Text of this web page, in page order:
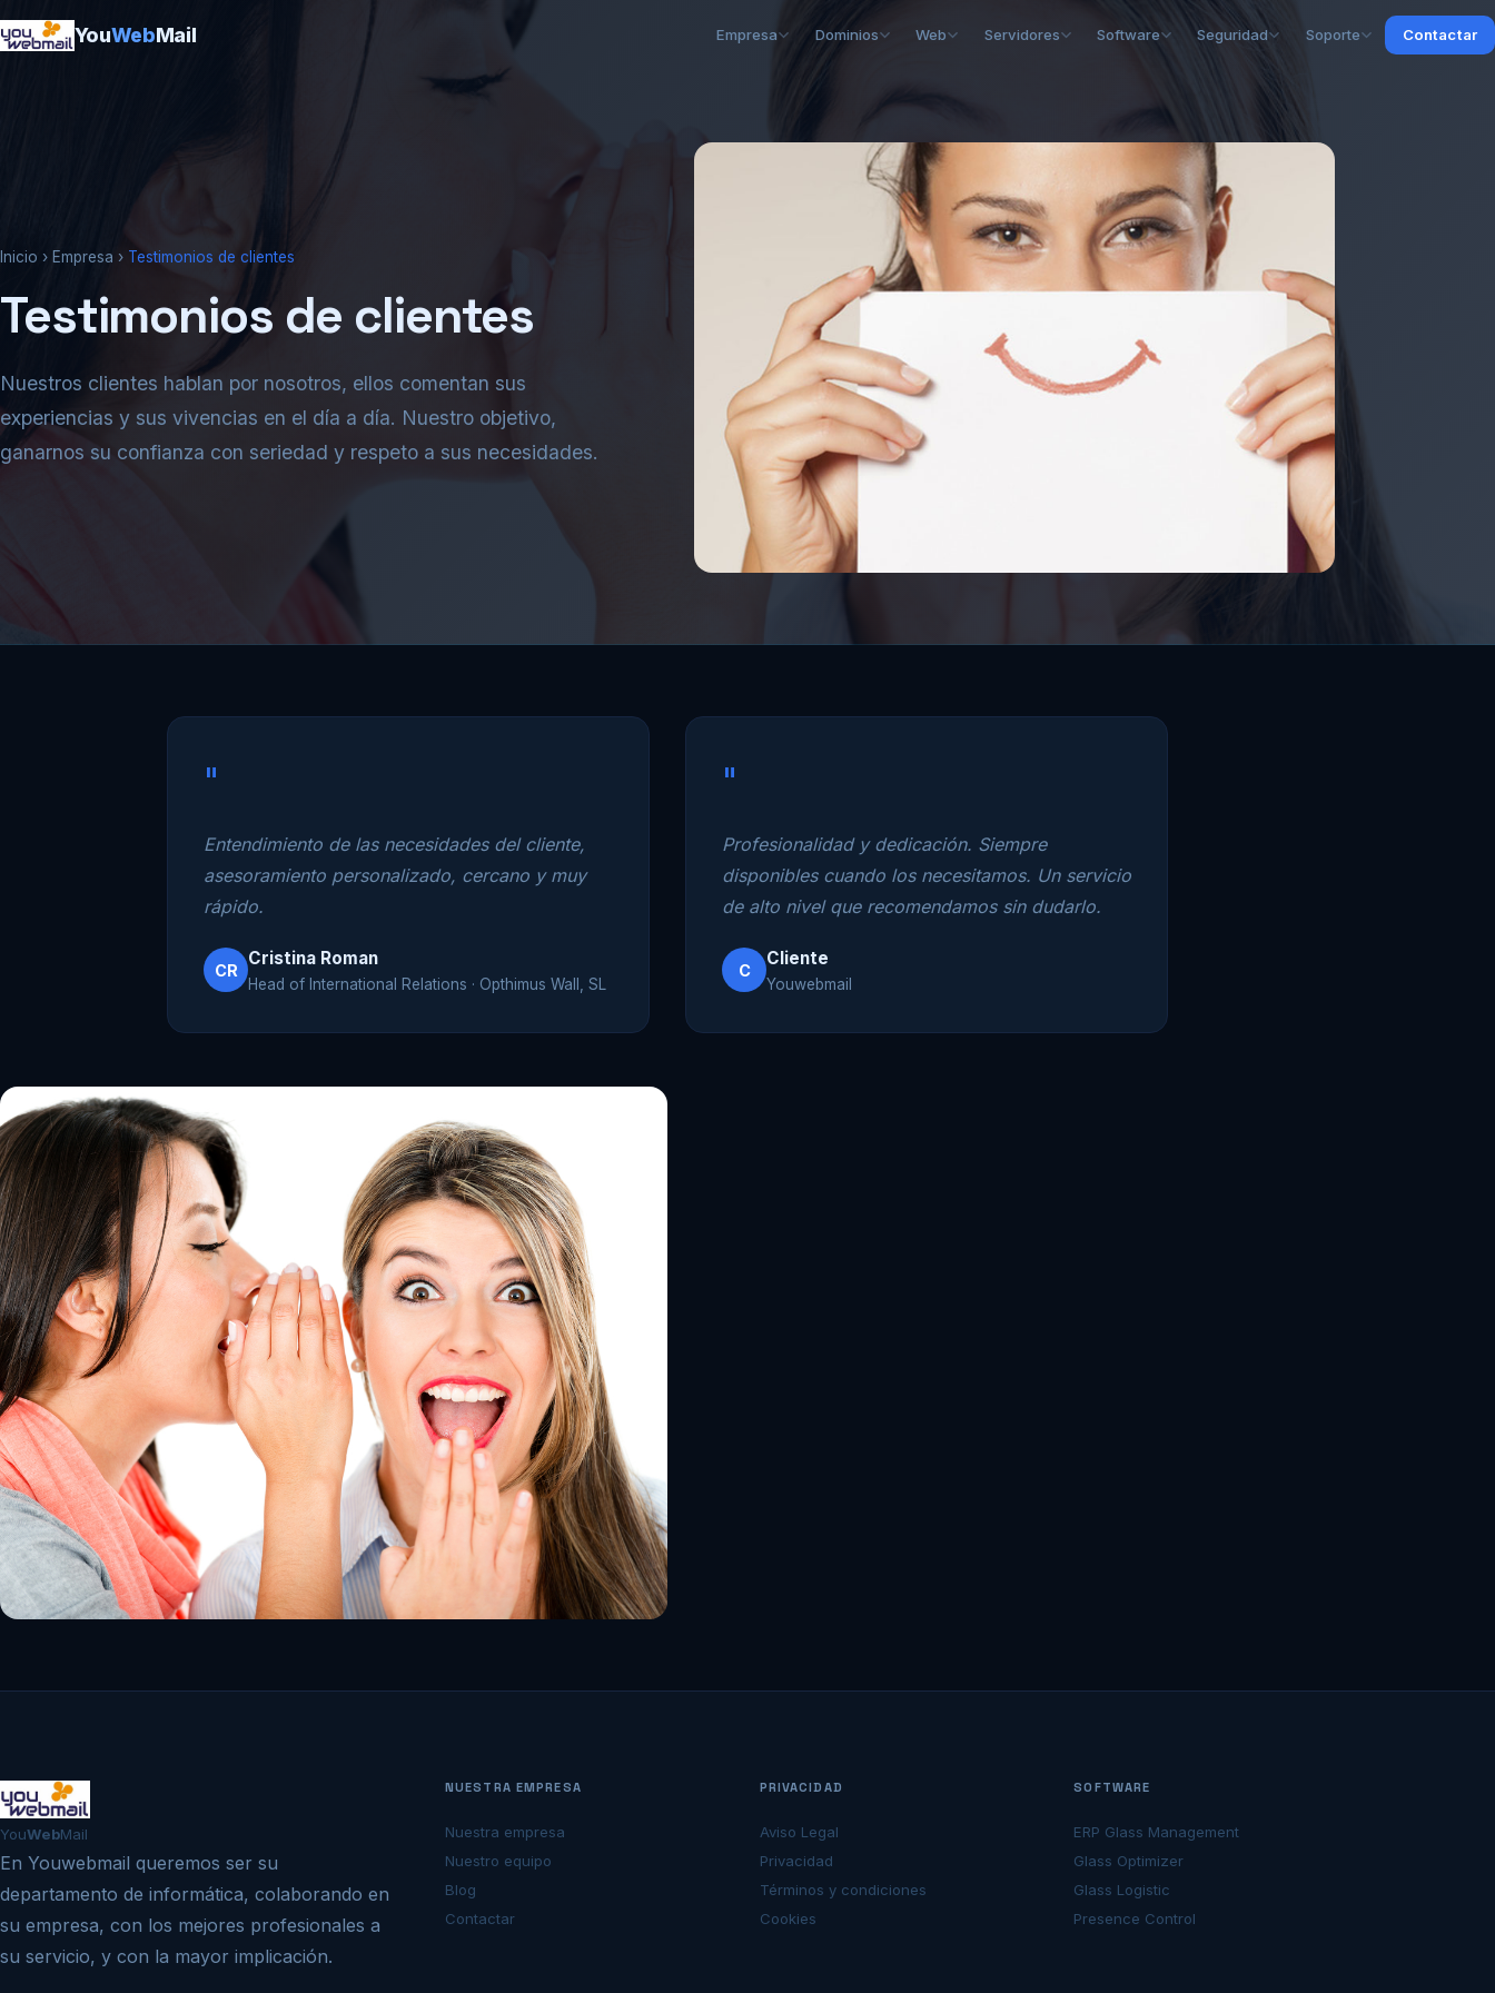
YouWebMail Empresa Dominios Web Servidores Software Seguridad Soporte Contactar
Inicio › Empresa › Testimonios de clientes
Testimonios de clientes
Nuestros clientes hablan por nosotros, ellos comentan sus
experiencias y sus vivencias en el día a día. Nuestro objetivo,
ganarnos su confianza con seriedad y respeto a sus necesidades.
"
Entendimiento de las necesidades del cliente,
asesoramiento personalizado, cercano y muy
rápido.
CR
Cristina Roman
Head of International Relations · Opthimus Wall, SL
"
Profesionalidad y dedicación. Siempre
disponibles cuando los necesitamos. Un servicio
de alto nivel que recomendamos sin dudarlo.
C
Cliente
Youwebmail
YouWebMail
En Youwebmail queremos ser su
departamento de informática, colaborando en
su empresa, con los mejores profesionales a
su servicio, y con la mayor implicación.
NUESTRA EMPRESA
Nuestra empresa
Nuestro equipo
Blog
Contactar
PRIVACIDAD
Aviso Legal
Privacidad
Términos y condiciones
Cookies
SOFTWARE
ERP Glass Management
Glass Optimizer
Glass Logistic
Presence Control